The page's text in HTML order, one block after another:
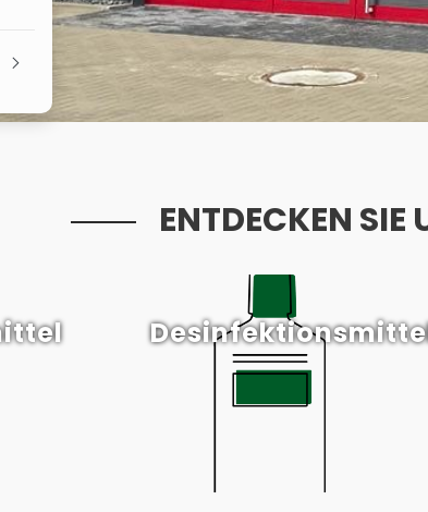
ENTDECKEN SIE